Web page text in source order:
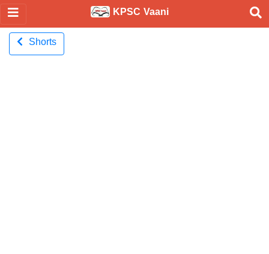
KPSC Vaani
Shorts